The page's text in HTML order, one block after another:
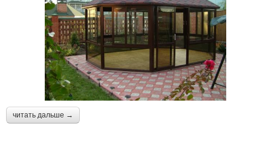
читать дальше →